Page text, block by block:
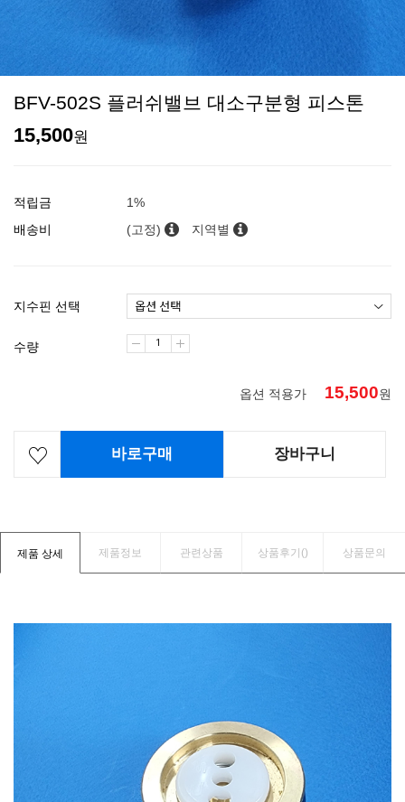
BFV-502S 플러쉬밸브 대소구분형 피스톤
15,500원
적립금
1%
배송비
(고정) 지역별
지수핀 선택
수량
옵션 적용가 15,500원
바로구매 장바구니
제품 상세 제품정보 관련상품 상품후기() 상품문의